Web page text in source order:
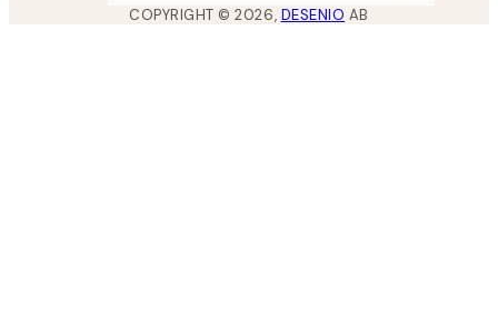
COPYRIGHT ©2026, DESENIO AB